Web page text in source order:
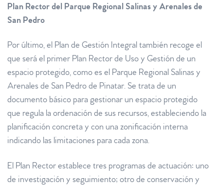
Plan Rector del Parque Regional Salinas y Arenales de
San Pedro
Por último, el Plan de Gestión Integral también recoge el
que será el primer Plan Rector de Uso y Gestión de un
espacio protegido, como es el Parque Regional Salinas y
Arenales de San Pedro de Pinatar. Se trata de un
documento básico para gestionar un espacio protegido
que regula la ordenación de sus recursos, estableciendo la
planificación concreta y con una zonificación interna
indicando las limitaciones para cada zona.
El Plan Rector establece tres programas de actuación: uno
de investigación y seguimiento; otro de conservación y